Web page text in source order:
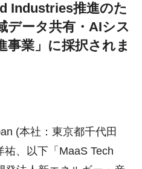
Industries推進のた
データ共有・AIシス
事業」に採択されま
(本社：東京都千代田
、以下「MaaS Tech